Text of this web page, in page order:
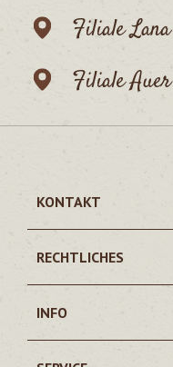
Filiale Lana
Filiale Auer
KONTAKT
RECHTLICHES
INFO